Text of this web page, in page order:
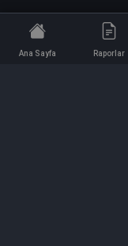
Ana Sayfa Raporlar